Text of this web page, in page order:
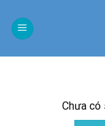
content
Chưa có